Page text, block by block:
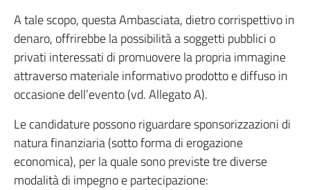
A tale scopo, questa Ambasciata, dietro corrispettivo in
denaro, offrirebbe la possibilità a soggetti pubblici o
privati interessati di promuovere la propria immagine
attraverso materiale informativo prodotto e diffuso in
occasione dell’evento (vd. Allegato A).
Le candidature possono riguardare sponsorizzazioni di
natura finanziaria (sotto forma di erogazione
economica), per la quale sono previste tre diverse
modalità di impegno e partecipazione: